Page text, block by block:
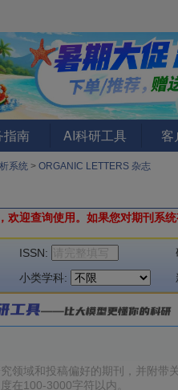
指南 AI科研工具 客
系统 > ORGANIC LETTERS 杂志
迎查询使用。 如果您对期刊系
ISSN:
小类学科: